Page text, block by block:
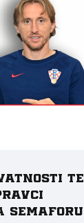
te
Semaforu